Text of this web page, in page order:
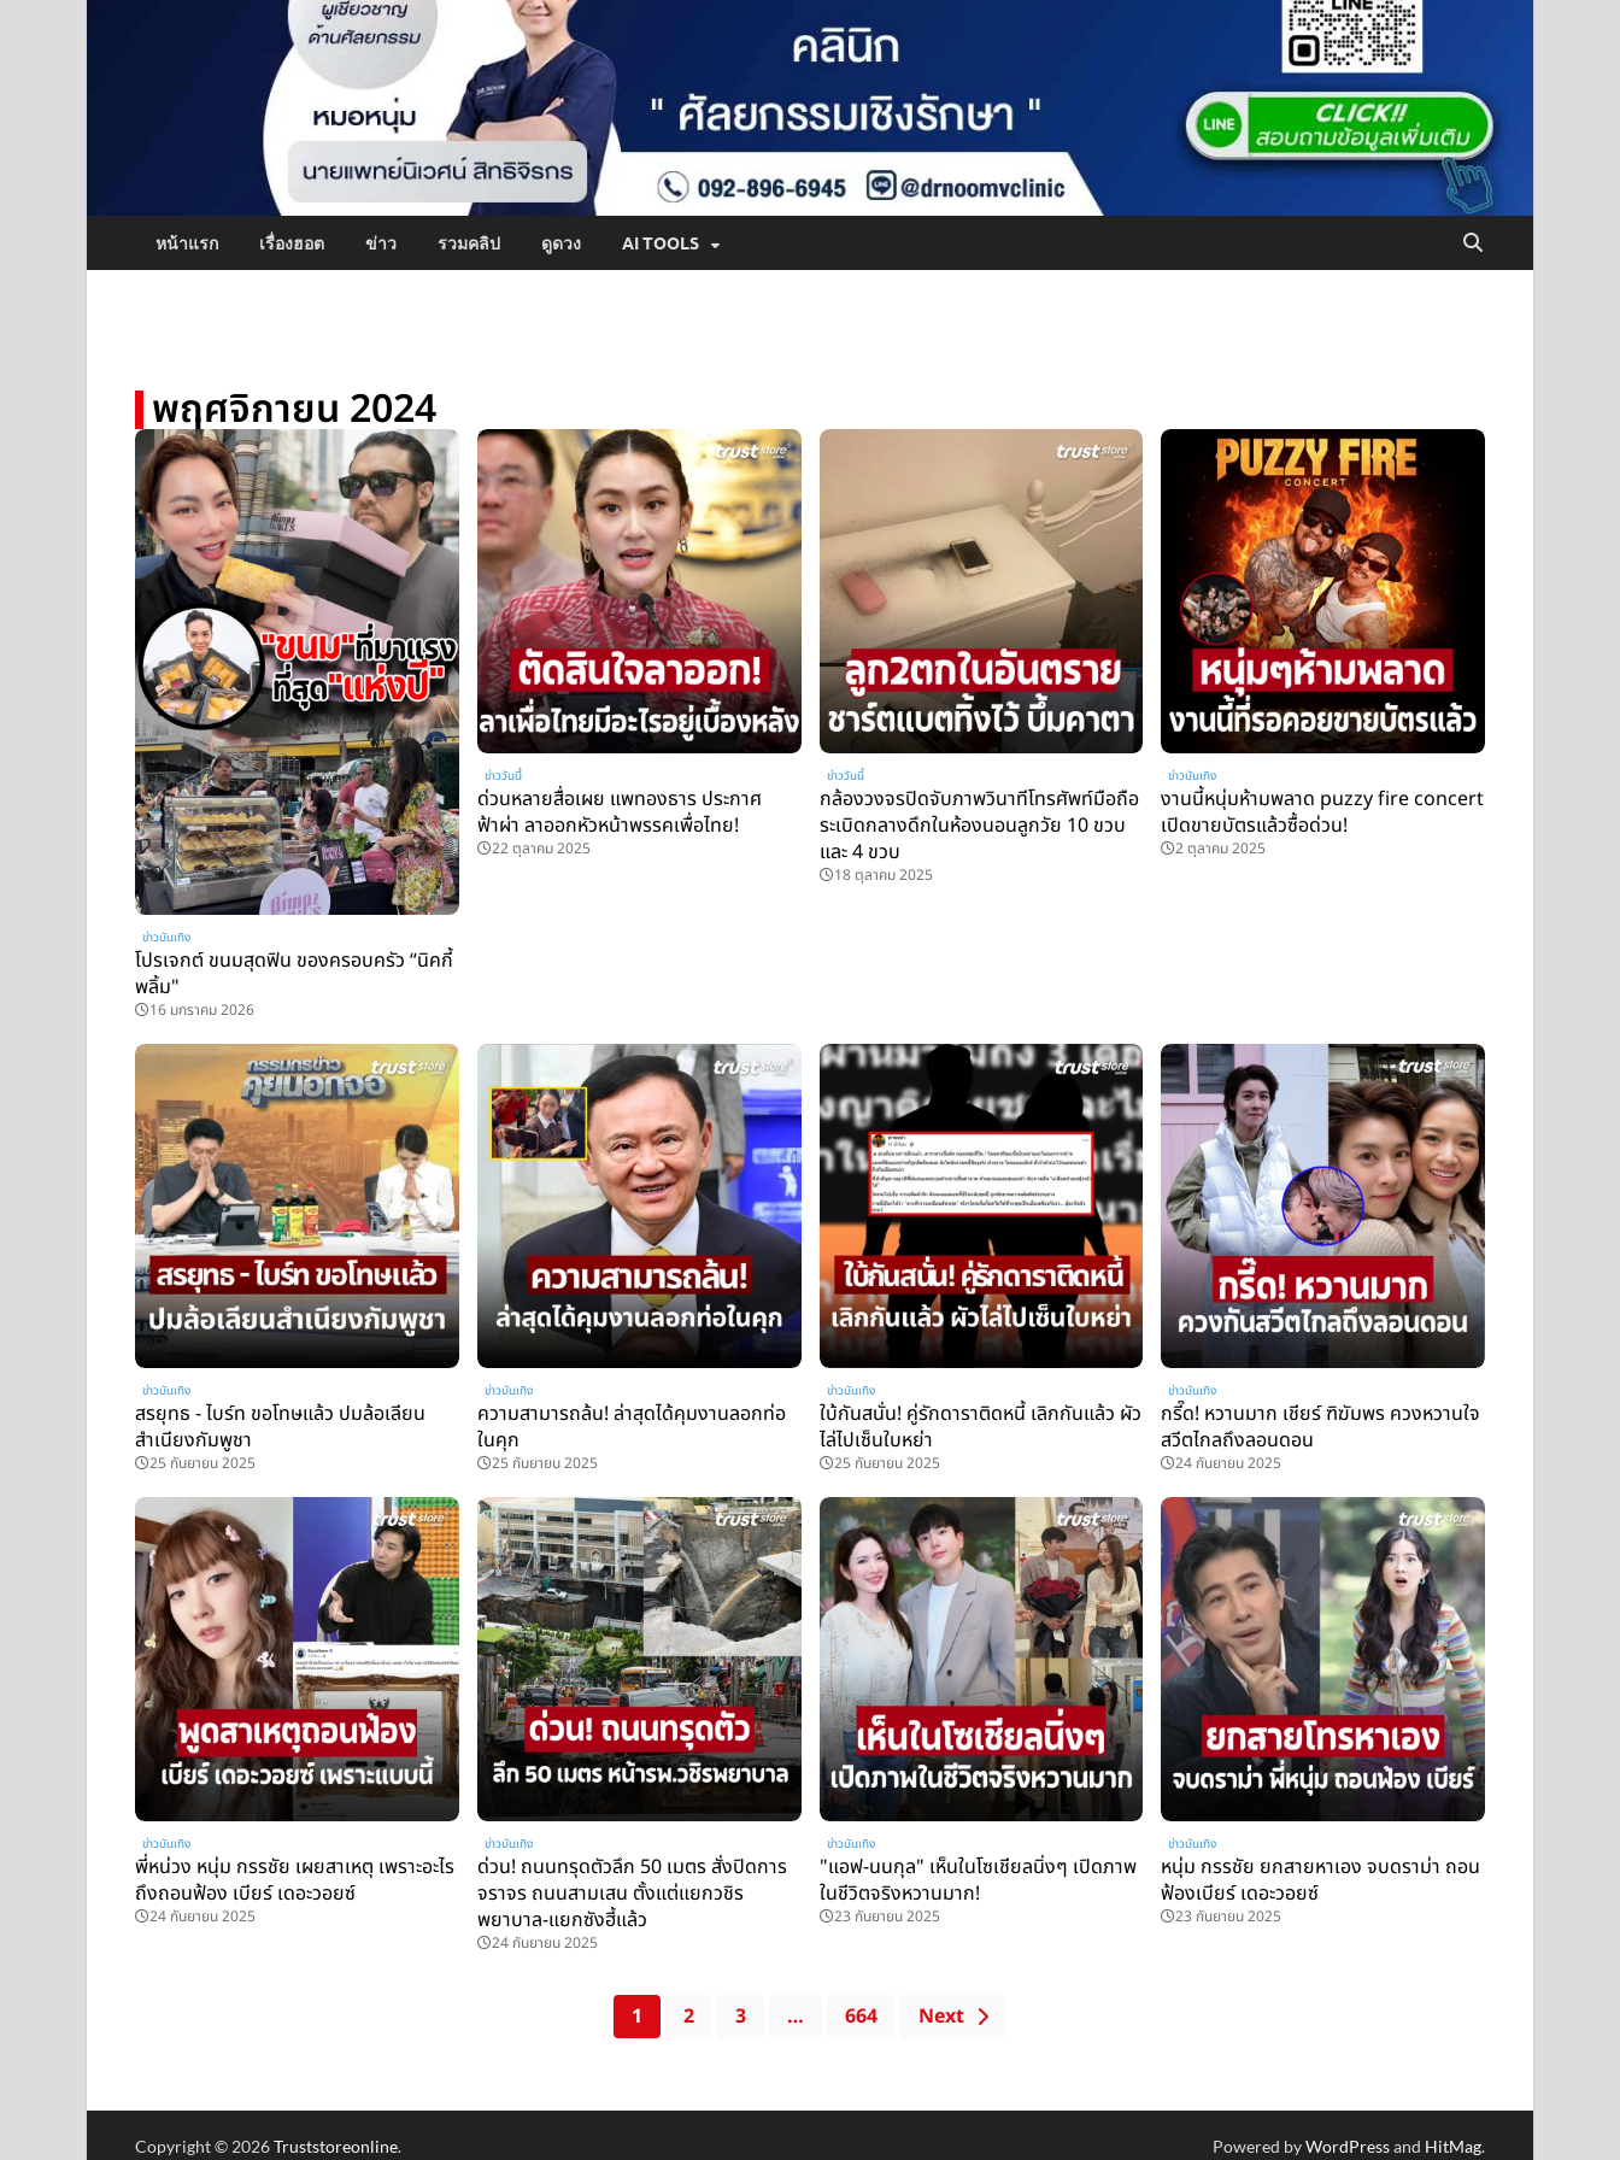
หน้าแรก เรื่องฮอต ข่าว รวมคลิป ดูดวง AI TOOLS
พฤศจิกายน 2024
ข่าวบันเทิง
โปรเจกต์ ขนมสุดฟิน ของครอบครัว “นิคกี้
พลิ้ม"
16 มกราคม 2026
ข่าววันนี้
ด่วนหลายสื่อเผย แพทองธาร ประกาศ
ฟ้าผ่า ลาออกหัวหน้าพรรคเพื่อไทย!
22 ตุลาคม 2025
ข่าววันนี้
กล้องวงจรปิดจับภาพวินาทีโทรศัพท์มือถือ
ระเบิดกลางดึกในห้องนอนลูกวัย 10 ขวบ
และ 4 ขวบ
18 ตุลาคม 2025
ข่าวบันเทิง
งานนี้หนุ่มห้ามพลาด puzzy fire concert
เปิดขายบัตรแล้วซื้อด่วน!
2 ตุลาคม 2025
ข่าวบันเทิง
สรยุทธ - ไบร์ท ขอโทษแล้ว ปมล้อเลียน
สำเนียงกัมพูชา
25 กันยายน 2025
ข่าวบันเทิง
ความสามารถล้น! ล่าสุดได้คุมงานลอกท่อ
ในคุก
25 กันยายน 2025
ข่าวบันเทิง
ใบ้กันสนั่น! คู่รักดาราติดหนี้ เลิกกันแล้ว ผัว
ไล่ไปเซ็นใบหย่า
25 กันยายน 2025
ข่าวบันเทิง
กรี๊ด! หวานมาก เชียร์ ฑิฆัมพร ควงหวานใจ
สวีตไกลถึงลอนดอน
24 กันยายน 2025
ข่าวบันเทิง
พี่หน่วง หนุ่ม กรรชัย เผยสาเหตุ เพราะอะไร
ถึงถอนฟ้อง เบียร์ เดอะวอยซ์
24 กันยายน 2025
ข่าวบันเทิง
ด่วน! ถนนทรุดตัวลึก 50 เมตร สั่งปิดการ
จราจร ถนนสามเสน ตั้งแต่แยกวชิร
พยาบาล-แยกซังฮี้แล้ว
24 กันยายน 2025
ข่าวบันเทิง
"แอฟ-นนกุล" เห็นในโซเชียลนิ่งๆ เปิดภาพ
ในชีวิตจริงหวานมาก!
23 กันยายน 2025
ข่าวบันเทิง
หนุ่ม กรรชัย ยกสายหาเอง จบดราม่า ถอน
ฟ้องเบียร์ เดอะวอยซ์
23 กันยายน 2025
1 2 3 … 664 Next
Copyright © 2026Truststoreonline. Powered byWordPressand HitMag.